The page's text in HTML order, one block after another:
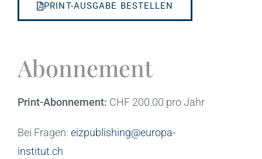
PRINT-AUSGABE BESTELLEN
Abonnement
Print-Abonnement: CHF 200.00 pro Jahr
Bei Fragen: eizpublishing@europa-
institut.ch